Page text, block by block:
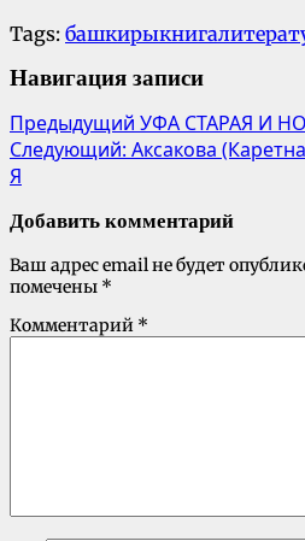
Tags: башкирыкнига
Навигация записи
Предыдущий УФА СТАРАЯ И
Следующий: Аксакова
Я
Добавить комментарий
Ваш адрес email не будет
помечены *
Комментарий *